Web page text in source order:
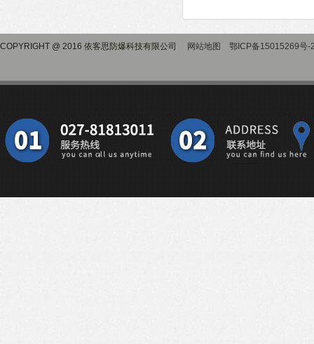
COPYRIGHT @ 2016 依客思防爆科技有限公司 网站地图 鄂ICP备15015269号-